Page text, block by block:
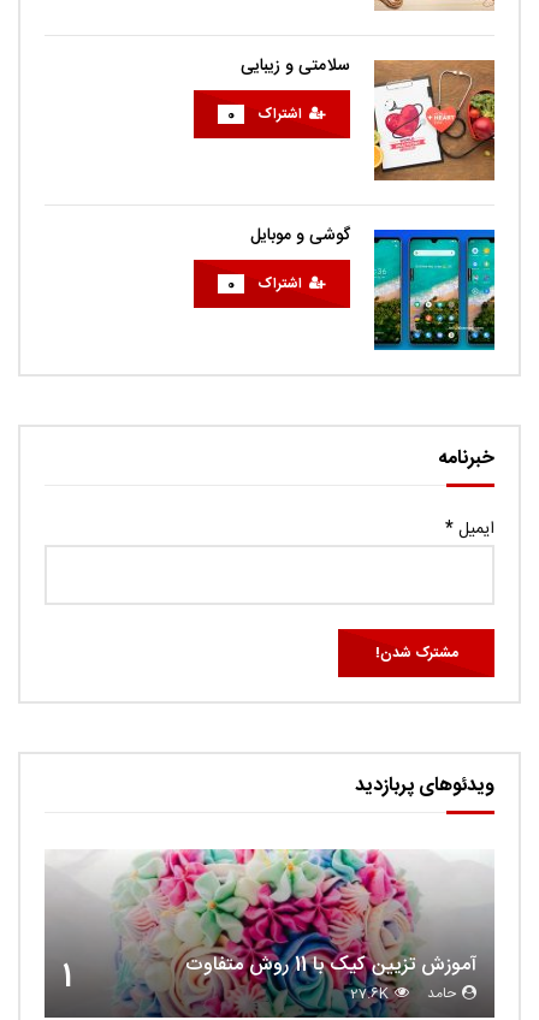
سلامتی و زیبایی
اشتراک 0
گوشی و موبایل
اشتراک 0
خبرنامه
ایمیل*
ویدئوهای پربازدید
1 آموزش تزیین کیک با 11 روش متفاوت
حامد 27.6K